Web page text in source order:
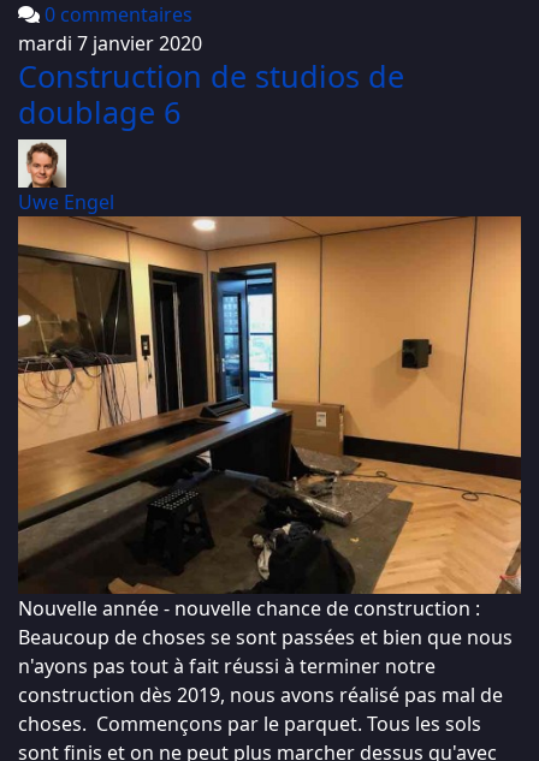
0 commentaires
mardi 7 janvier 2020
Construction de studios de
doublage 6
Uwe Engel
Nouvelle année - nouvelle chance de construction :
Beaucoup de choses se sont passées et bien que nous
n'ayons pas tout à fait réussi à terminer notre
construction dès 2019, nous avons réalisé pas mal de
choses. ​ Commençons par le parquet. Tous les sols
sont finis et on ne peut plus marcher dessus qu'avec